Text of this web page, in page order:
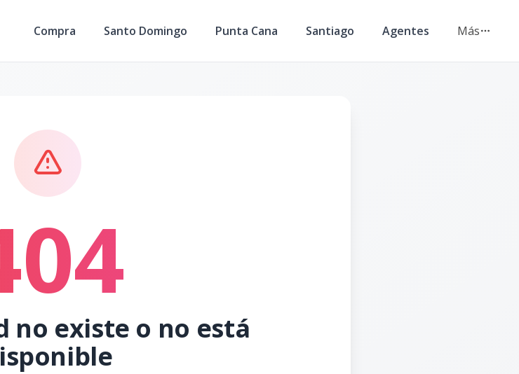
Compra Santo Domingo Punta Cana Santiago Agentes Más
no existe o no está